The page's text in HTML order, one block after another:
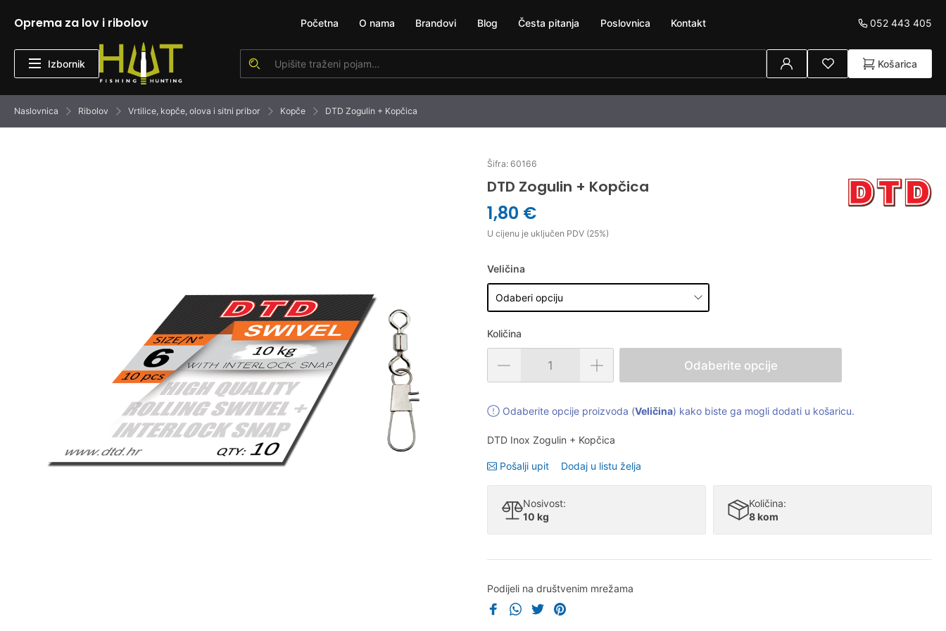
Oprema za lov i ribolov Početna O nama Brandovi Blog Česta pitanja Poslovnica Kontakt 052 443 405
Izbornik Košarica
Naslovnica Ribolov Vrtilice, kopče, olova i sitni pribor Kopče DTD Zogulin + Kopčica
Šifra: 60166
DTD Zogulin + Kopčica
1,80 €
U cijenu je uključen PDV (25%)
Veličina
Količina
Odaberite opcije
Odaberite opcije proizvoda (Veličina) kako biste ga mogli dodati u košaricu.
DTD Inox Zogulin + Kopčica
Pošalji upit Dodaj u listu želja
Nosivost:
10 kg
Količina:
8 kom
Podijeli na društvenim mrežama